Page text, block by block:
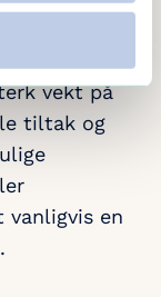
i
vekt på
tiltak og
vanligvis en